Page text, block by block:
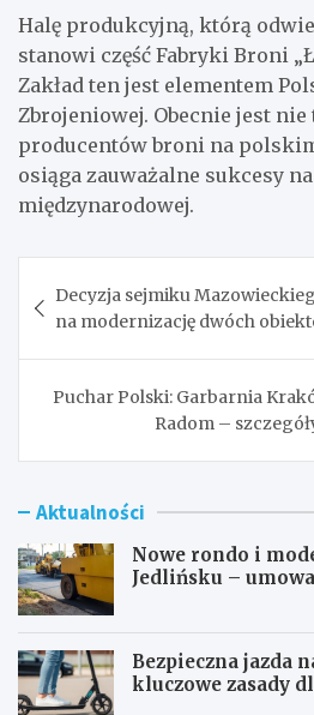
Halę produkcyjną, którą
stanowi część Fabryki Broni
Zakład ten jest elementem
Zbrojeniowej. Obecnie jest
producentów broni na
osiąga zauważalne sukcesy
międzynarodowej.
wpisu
Decyzja sejmiku
na modernizację dwóch
Puchar Polski: Garbarnia
Radom –
Aktualności
Nowe rondo i
Jedlińsku –
Bezpieczna jazda
kluczowe zasady